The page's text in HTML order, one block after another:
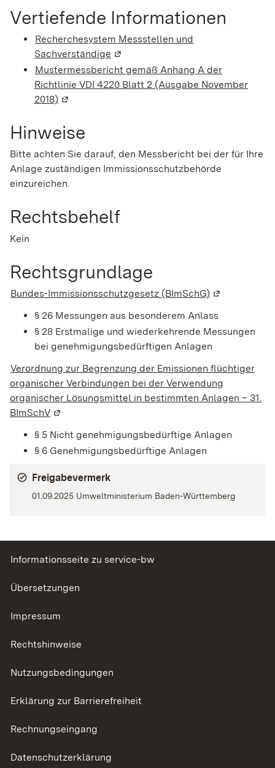
Vertiefende Informationen
Recherchesystem Messstellen und
Sachverständige (Wird in einem neuen Fenster
Mustermessbericht gemäß Anhang A der
Richtlinie VDI 4220 Blatt 2 (Ausgabe November
2018) (Wird in einem neuen Fenster geöffnet)
Hinweise
Bitte achten Sie darauf, den Messbericht bei der für Ihre
Anlage zuständigen Immissionsschutzbehörde
einzureichen.
Rechtsbehelf
Kein
Rechtsgrundlage
Bundes-Immissionsschutzgesetz (BImSchG) (Wird in
§ 26 Messungen aus besonderem Anlass
§ 28 Erstmalige und wiederkehrende Messungen
bei genehmigungsbedürftigen Anlagen
Verordnung zur Begrenzung der Emissionen flüchtiger
organischer Verbindungen bei der Verwendung
organischer Lösungsmittel in bestimmten Anlagen – 31.
BImSchV (Wird in einem neuen Fenster geöffnet)
§ 5 Nicht genehmigungsbedürftige Anlagen
§ 6 Genehmigungsbedürftige Anlagen
Freigabevermerk
01.09.2025 Umweltministerium Baden-Württemberg
Informationsseite zu service-bw
Übersetzungen
Impressum
Rechtshinweise
Nutzungsbedingungen
Erklärung zur Barrierefreiheit
Rechnungseingang
Datenschutzerklärung